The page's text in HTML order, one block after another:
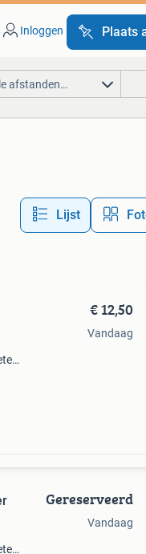
Inloggen Plaats
afstanden…
Lijst
€ 12,50
Vandaag
Gereserveerd
Vandaag